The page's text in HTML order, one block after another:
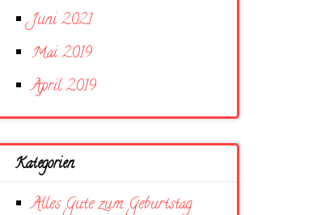
Juni 2021
Mai 2019
April 2019
Kategorien
Alles Gute zum Geburtstag